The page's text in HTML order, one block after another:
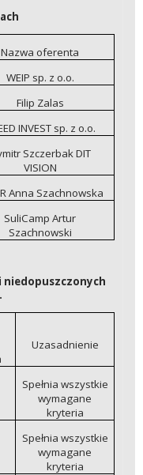
Nazwa oferenta
WEIP sp. z o.o.
Filip Zalas
INVEST sp. z o.o.
Szczerbak DIT
VISION
Anna Szachnowska
SuliCamp Artur
Szachnowski
Uzasadnienie
Spełnia wszystkie
wymagane
kryteria
Spełnia wszystkie
wymagane
kryteria